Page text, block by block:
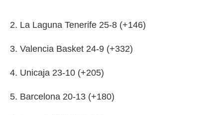
2. La Laguna Tenerife 25-8 (+146)
3. Valencia Basket 24-9 (+332)
4. Unicaja 23-10 (+205)
5. Barcelona 20-13 (+180)